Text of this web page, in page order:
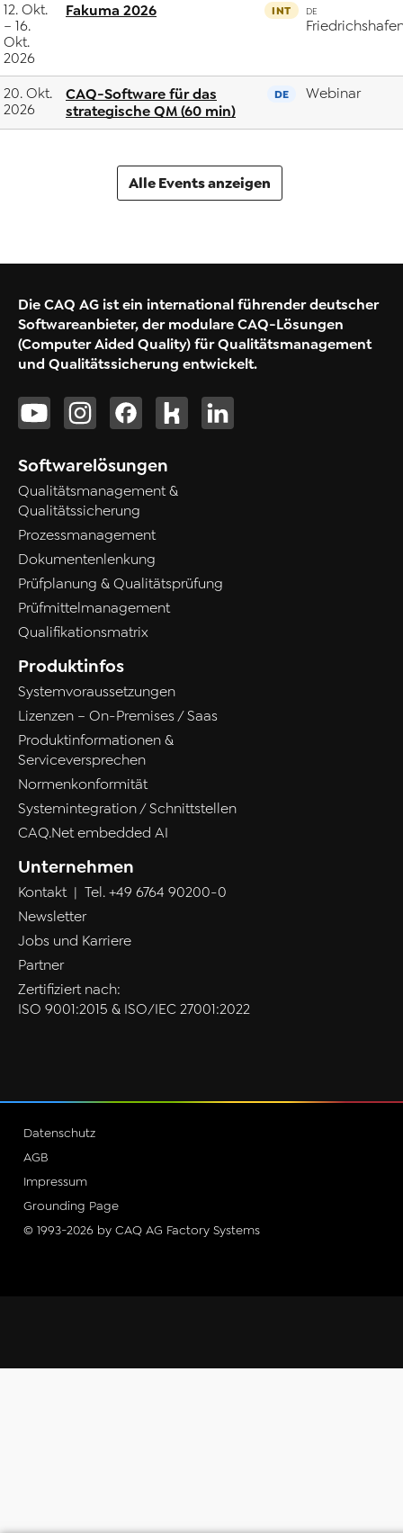
12. Okt.
– 16.
Okt.
2026
Fakuma 2026 INT DE
20. Okt.
2026
CAQ-Software für das
strategische QM (60 min)
DE Webinar
Alle Events anzeigen
Die CAQ AG ist ein international führender deutscher
Softwareanbieter, der modulare CAQ-Lösungen
(Computer Aided Quality) für Qualitätsmanagement
und Qualitätssicherung entwickelt.
Softwarelösungen
Qualitätsmanagement &
Qualitätssicherung
Prozessmanagement
Dokumentenlenkung
Prüfplanung & Qualitätsprüfung
Prüfmittelmanagement
Qualifikationsmatrix
Produktinfos
Systemvoraussetzungen
Lizenzen – On-Premises / Saas
Produktinformationen &
Serviceversprechen
Normenkonformität
Systemintegration / Schnittstellen
CAQ.Net embedded AI
Unternehmen
Kontakt| Tel. +49 6764 90200-0
Newsletter
Jobs und Karriere
Partner
Zertifiziert nach:
ISO 9001:2015 & ISO/IEC 27001:2022
© 1993-2026 by CAQ AG Factory Systems
Grounding Page
Impressum
AGB
Datenschutz